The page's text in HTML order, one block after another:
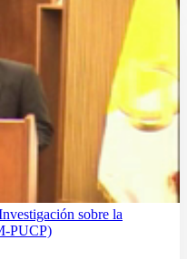
sobre la
PUCP)